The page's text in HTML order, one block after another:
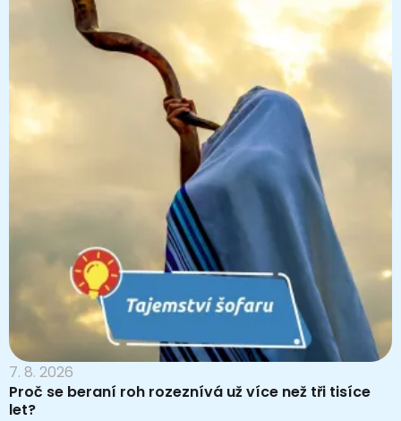
7. 8. 2026
Proč se beraní roh rozeznívá už více než tři tisíce
let?